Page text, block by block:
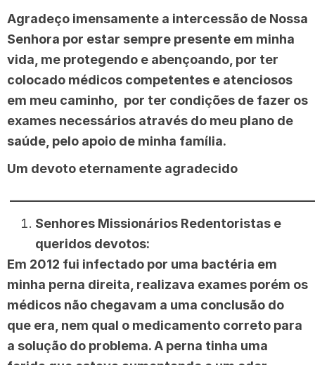
Agradeço imensamente a intercessão de Nossa
Senhora por estar sempre presente em minha
vida, me protegendo e abençoando, por ter
colocado médicos competentes e atenciosos
em meu caminho, por ter condições de fazer os
exames necessários através do meu plano de
saúde, pelo apoio de minha família.
Um devoto eternamente agradecido
Senhores Missionários Redentoristas e
queridos devotos:
Em 2012 fui infectado por uma bactéria em
minha perna direita, realizava exames porém os
médicos não chegavam a uma conclusão do
que era, nem qual o medicamento correto para
a solução do problema. A perna tinha uma